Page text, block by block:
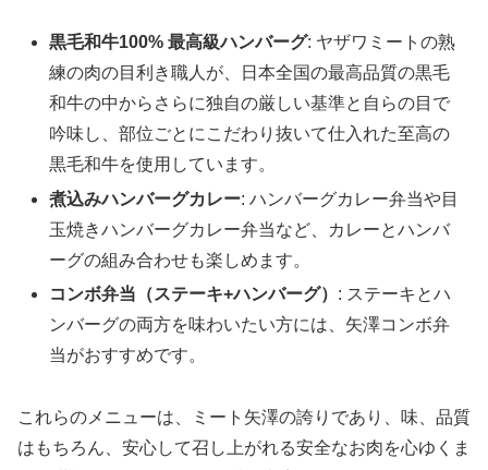
黒毛和牛100% 最高級ハンバーグ: ヤザワミートの熟
練の肉の目利き職人が、日本全国の最高品質の黒毛
和牛の中からさらに独自の厳しい基準と自らの目で
吟味し、部位ごとにこだわり抜いて仕入れた至高の
黒毛和牛を使用しています。
煮込みハンバーグカレー: ハンバーグカレー弁当や目
玉焼きハンバーグカレー弁当など、カレーとハンバ
ーグの組み合わせも楽しめます。
コンボ弁当（ステーキ+ハンバーグ） : ステーキとハ
ンバーグの両方を味わいたい方には、矢澤コンボ弁
当がおすすめです。
これらのメニューは、ミート矢澤の誇りであり、味、品質
はもちろん、安心して召し上がれる安全なお肉を心ゆくま